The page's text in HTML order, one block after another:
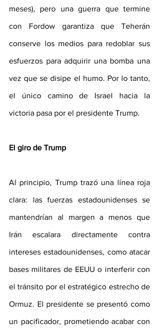
meses), pero una guerra que termine
con Fordow garantiza que Teherán
conserve los medios para redoblar sus
esfuerzos para adquirir una bomba una
vez que se disipe el humo. Por lo tanto,
el único camino de Israel hacia la
victoria pasa por el presidente Trump.
El giro de Trump
Al principio, Trump trazó una línea roja
clara: las fuerzas estadounidenses se
mantendrían al margen a menos que
Irán escalara directamente contra
intereses estadounidenses, como atacar
bases militares de EEUU o interferir con
el tránsito por el estratégico estrecho de
Ormuz. El presidente se presentó como
un pacificador, prometiendo acabar con